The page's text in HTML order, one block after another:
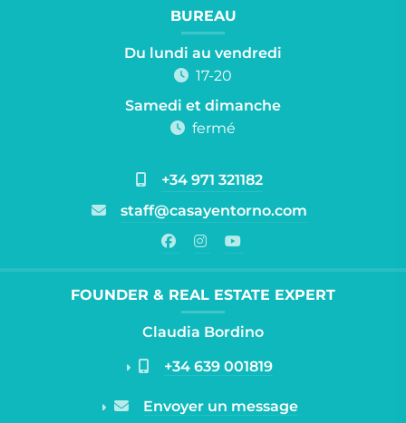
BUREAU
Du lundi au vendredi
17-20
Samedi et dimanche
fermé
+34 971 321182
staff@casayentorno.com
FOUNDER & REAL ESTATE EXPERT
Claudia Bordino
+34 639 001819
Envoyer un message